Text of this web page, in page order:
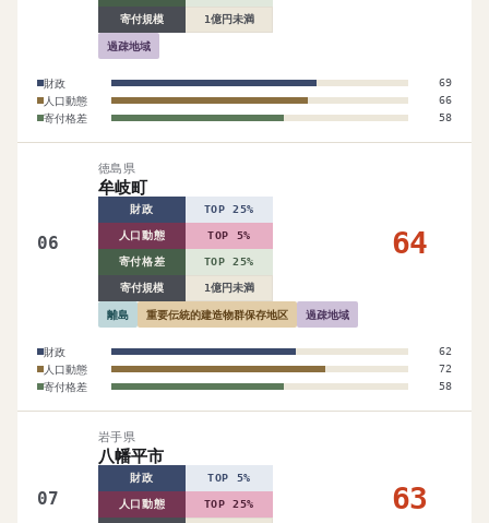
寄付規模 1億円未満
過疎地域
財政 69
人口動態 66
寄付格差 58
06
徳島県
牟岐町
財政 TOP 25%
人口動態 TOP 5%
寄付格差 TOP 25%
寄付規模 1億円未満
離島 重要伝統的建造物群保存地区 過疎地域
64
財政 62
人口動態 72
寄付格差 58
07
岩手県
八幡平市
財政 TOP 5%
人口動態 TOP 25% 63